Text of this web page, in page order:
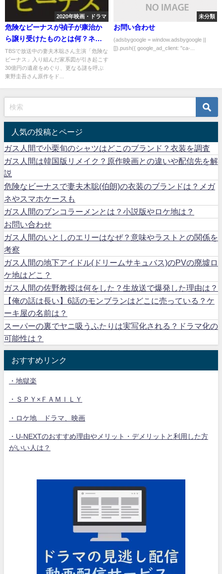
2020年映画・ドラマ
危険なビーナスが禎子が康治か
ら譲り受けたものとは何？ネタ
バレ予想は？
TBSで放送中の妻夫木聡さん主演「危険な
ビーナス」入り組んだ家系図が引き起こす
30億円の遺産をめぐり、更なる謎を呼ぶ
東野圭吾さん原作をド...
未分類
お問い合わせ
(adsbygoogle = window.adsbygoogle ||
[]).push({ google_ad_client: "ca-...
人気の投稿とページ
ガス人間で小栗旬のシャツはどこのブランド？衣装を調査
ガス人間は韓国版リメイク？原作映画との違いや配信先を解
説
危険なビーナスで妻夫木聡(伯朗)の衣装のブランドは？メガ
ネやスマホケースも
ガス人間のブンコラーメンとは？小説版やロケ地は？
お問い合わせ
ガス人間のいとしのエリーはなぜ？意味やラストとの関係を
考察
ガス人間の地下アイドル(ドリームサキュバス)のPVの廃墟ロ
ケ地はどこ？
ガス人間の佐野教授は何をした？生放送で爆発した理由は？
【俺の話は長い】6話のモンブランはどこに売っている？ケ
ーキ屋の名前は？
スーパーの裏でヤニ吸うふたりは実写化される？ドラマ化の
可能性は？
おすすめリンク
・地獄楽
・ＳＰＹ×ＦＡＭＩＬＹ
・ロケ地 ドラマ、映画
・U-NEXTのおすすめ理由やメリット・デメリットと利用した方
がいい人は？